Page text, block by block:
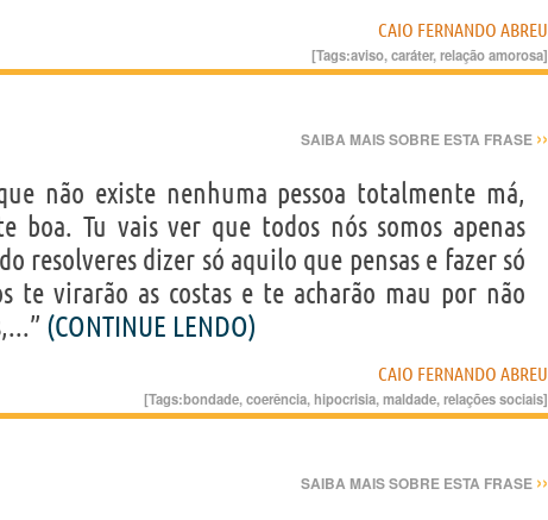
CAIO FERNANDO ABREU
[Tags:aviso,caráter,relação amorosa]
SAIBA MAIS SOBRE ESTA FRASE ››
não existe nenhuma pessoa totalmente má,
boa. Tu vais ver que todos nós somos apenas
resolveres dizer só aquilo que pensas e fazer só
te virarão as costas e te acharão mau por não
(CONTINUE LENDO)
CAIO FERNANDO ABREU
[Tags:bondade,coerência,hipocrisia,maldade,relações sociais]
SAIBA MAIS SOBRE ESTA FRASE ››